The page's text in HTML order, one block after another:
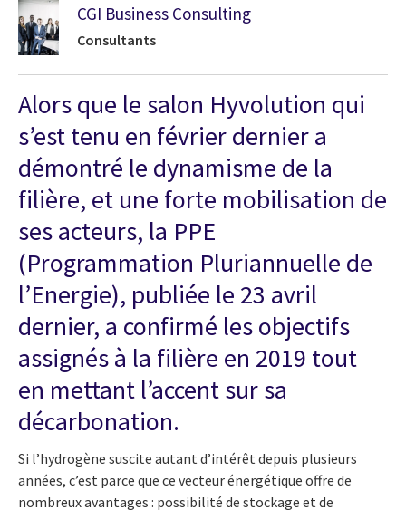
CGI Business Consulting
Consultants
Alors que le salon Hyvolution qui
s’est tenu en février dernier a
démontré le dynamisme de la
filière, et une forte mobilisation de
ses acteurs, la PPE
(Programmation Pluriannuelle de
l’Energie), publiée le 23 avril
dernier, a confirmé les objectifs
assignés à la filière en 2019 tout
en mettant l’accent sur sa
décarbonation.
Si l’hydrogène suscite autant d’intérêt depuis plusieurs
années, c’est parce que ce vecteur énergétique offre de
nombreux avantages : possibilité de stockage et de